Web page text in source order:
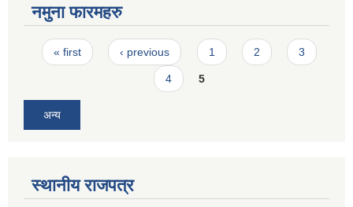
नमुना फारमहरु
Pages
« first ‹ previous 1 2 3
4 5
अन्य
स्थानीय राजपत्र